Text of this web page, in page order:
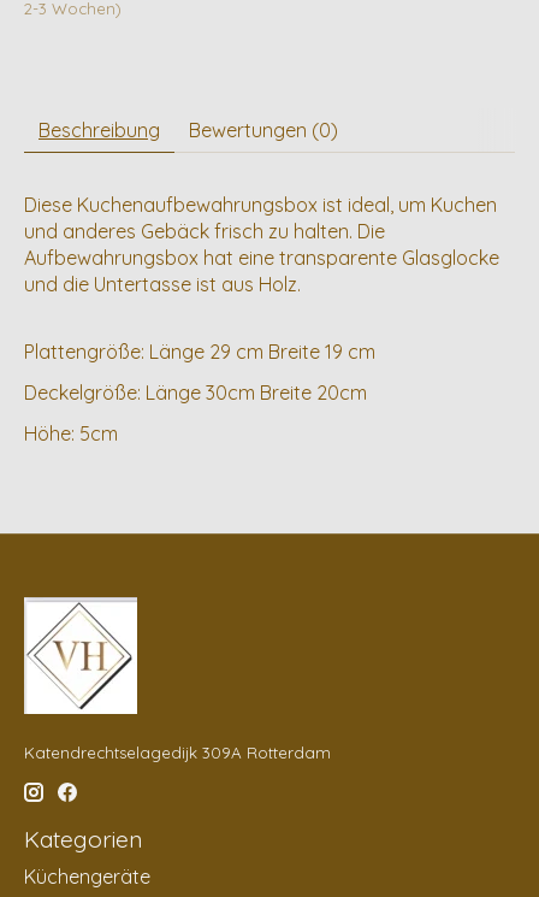
2-3 Wochen)
Beschreibung Bewertungen (0)
Diese Kuchenaufbewahrungsbox ist ideal, um Kuchen
und anderes Gebäck frisch zu halten. Die
Aufbewahrungsbox hat eine transparente Glasglocke
und die Untertasse ist aus Holz.
Plattengröße: Länge 29 cm Breite 19 cm
Deckelgröße: Länge 30cm Breite 20cm
Höhe: 5cm
Katendrechtselagedijk 309A Rotterdam
Kategorien
Küchengeräte